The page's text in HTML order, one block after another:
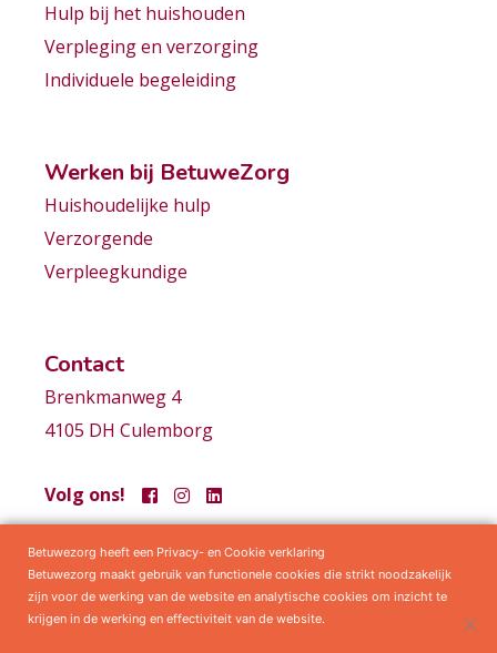
Hulp bij het huishouden
Verpleging en verzorging
Individuele begeleiding
Werken bij BetuweZorg
Huishoudelijke hulp
Verzorgende
Verpleegkundige
Contact
Brenkmanweg 4
4105 DH Culemborg
Volg ons!
Samenwerkingen Privacy statement Algemene voorwaarden
Betuwezorg heeft een Privacy- en Cookie verklaring
Betuwezorg maakt gebruik van functionele cookies die strikt noodzakelijk
zijn voor de werking van de website en analytische cookies om inzicht te
krijgen in de werking en effectiviteit van de website.